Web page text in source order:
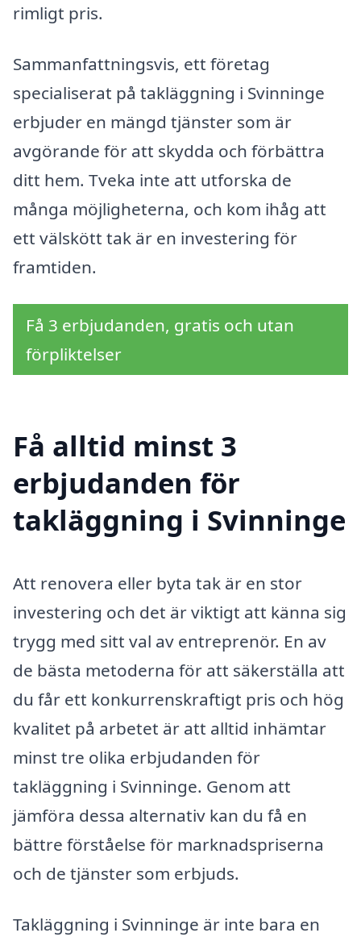
rimligt pris.
Sammanfattningsvis, ett företag
specialiserat på takläggning i Svinninge
erbjuder en mängd tjänster som är
avgörande för att skydda och förbättra
ditt hem. Tveka inte att utforska de
många möjligheterna, och kom ihåg att
ett välskött tak är en investering för
framtiden.
Få 3 erbjudanden, gratis och utan
förpliktelser
Få alltid minst 3
erbjudanden för
takläggning i Svinninge
Att renovera eller byta tak är en stor
investering och det är viktigt att känna sig
trygg med sitt val av entreprenör. En av
de bästa metoderna för att säkerställa att
du får ett konkurrenskraftigt pris och hög
kvalitet på arbetet är att alltid inhämtar
minst tre olika erbjudanden för
takläggning i Svinninge. Genom att
jämföra dessa alternativ kan du få en
bättre förståelse för marknadspriserna
och de tjänster som erbjuds.
Takläggning i Svinninge är inte bara en